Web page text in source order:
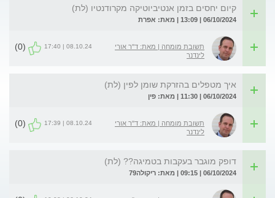
קיום יחסים בזמן אנטיביוטיקה מקרודנטיו (לת)
06/10/2024 | 13:09 | מאת: אפרת
תשובת מומחה | מאת: ד"ר אורי
לינדנר
08.10.24 | 17:40
(0)
איך מטפלים בהזרקת שומן לפין (לת)
06/10/2024 | 11:30 | מאת: פין
תשובת מומחה | מאת: ד"ר אורי
לינדנר
08.10.24 | 17:39
(0)
דופק מוגבר בעקבות בטמיגה?? (לת)
06/10/2024 | 09:15 | מאת: ריקולה79